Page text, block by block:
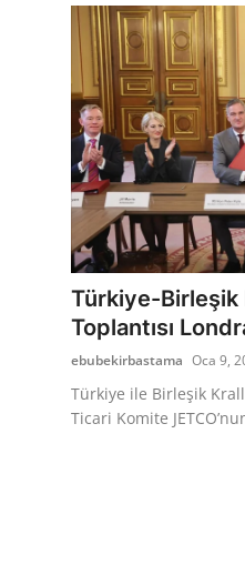
Türkiye-Birleşik
Toplantısı
ebubekirbastama Oca 9,
Türkiye ile Birleşik
Ticari Komite